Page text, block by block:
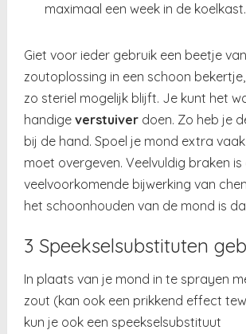
maximaal een week in de koelkast.
Giet voor ieder gebruik een beetje
zoutoplossing in een schoon
zo steriel mogelijk blijft. Je kunt het
handige verstuiver doen. Zo heb je
bij de hand. Spoel je mond extra
moet overgeven. Veelvuldig braken is
veelvoorkomende bijwerking van
het schoonhouden van de mond is
3 Speekselsubstituten
In plaats van je mond in te sprayen
zout (kan ook een prikkend effect
kun je ook een speekselsubstituut